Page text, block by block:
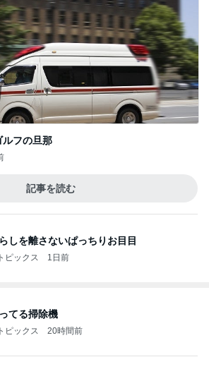
ルフの旦那
記事を読む
しを離さないぱっちりお目目
ピックス 1日前
てる掃除機
ピックス 20時間前